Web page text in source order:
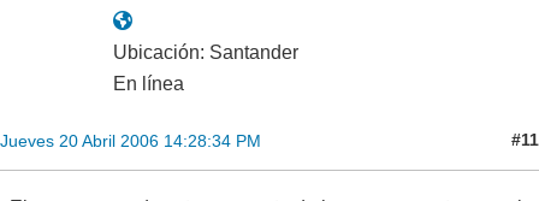
Ubicación: Santander
En línea
Jueves 20 Abril 2006 14:28:34 PM #11